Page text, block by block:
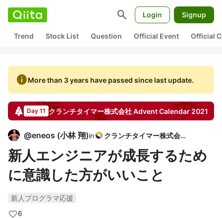
search Login Signup
Trend Stock List Question Official Event Official
infoMore than 3 years have passed since last update.
Day 11 クランチタイマー株式会社Advent Calendar2021
@eneos (小林 翔)in クランチタイマー株式会社
新人エンジニアが成長するため
に意識した方がいいこと
新人プログラマ応援
6